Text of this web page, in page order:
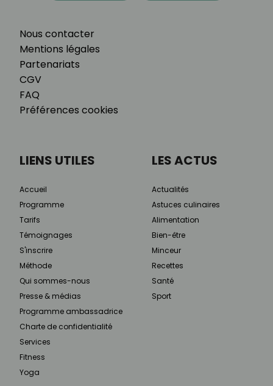
Nous contacter
Mentions légales
Partenariats
CGV
FAQ
Préférences cookies
LIENS UTILES
Accueil
Programme
Tarifs
Témoignages
S'inscrire
Méthode
Qui sommes-nous
Presse & médias
Programme ambassadrice
Charte de confidentialité
Services
Fitness
Yoga
LES ACTUS
Actualités
Astuces culinaires
Alimentation
Bien-être
Minceur
Recettes
Santé
Sport